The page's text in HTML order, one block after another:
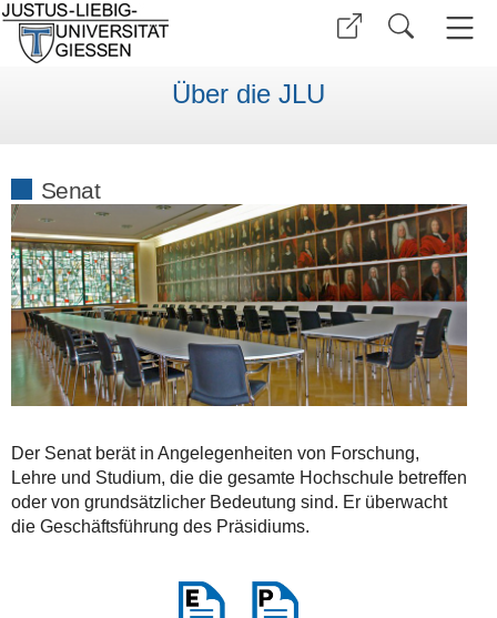
Über die JLU
Senat
Der Senat berät in Angelegenheiten von Forschung,
Lehre und Studium, die die gesamte Hochschule betreffen
oder von grundsätzlicher Bedeutung sind. Er überwacht
die Geschäftsführung des Präsidiums.